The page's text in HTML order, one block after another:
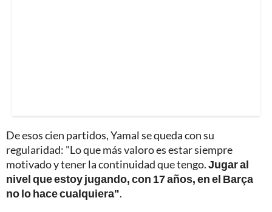
De esos cien partidos, Yamal se queda con su
regularidad: "Lo que más valoro es estar siempre
motivado y tener la continuidad que tengo.Jugar al
nivel que estoy jugando, con 17 años, en el Barça
no lo hace cualquiera".